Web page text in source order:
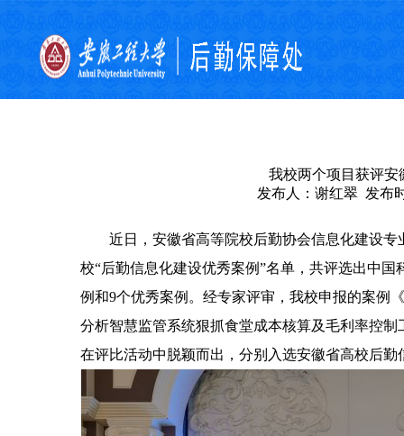
我校两个项目获评安
发布人：谢红翠 发布
近日，安徽省高等院校后勤协会信息化建设专
校“后勤信息化建设优秀案例”名单，共评选出中国
例和9个优秀案例。经专家评审，我校申报的案例
分析智慧监管系统狠抓食堂成本核算及毛利率控制
在评比活动中脱颖而出，分别入选安徽省高校后